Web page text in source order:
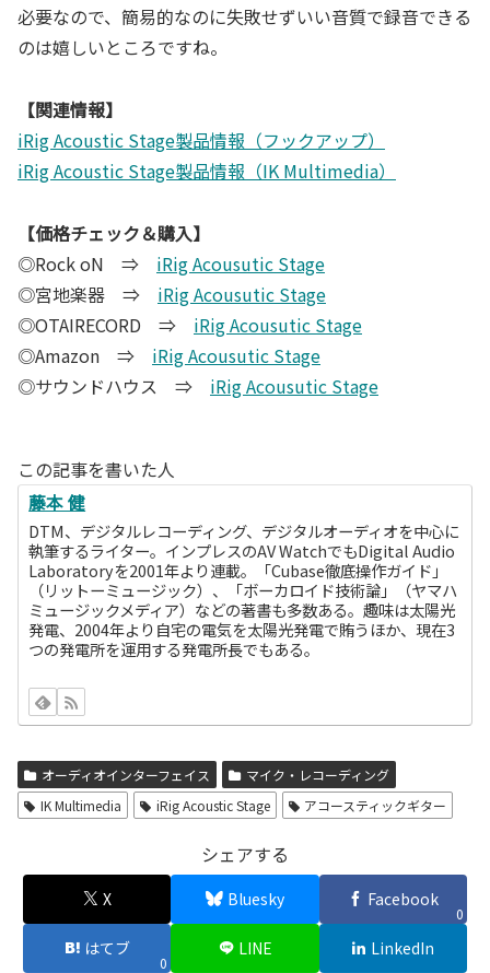
必要なので、簡易的なのに失敗せずいい音質で録音できる
のは嬉しいところですね。
【関連情報】
iRig Acoustic Stage製品情報（フックアップ）
iRig Acoustic Stage製品情報（IK Multimedia）
【価格チェック＆購入】
◎Rock oN ⇒ iRig Acousutic Stage
◎宮地楽器 ⇒ iRig Acousutic Stage
◎OTAIRECORD ⇒ iRig Acousutic Stage
◎Amazon ⇒ iRig Acousutic Stage
◎サウンドハウス ⇒ iRig Acousutic Stage
この記事を書いた人
藤本 健
DTM、デジタルレコーディング、デジタルオーディオを中心に
執筆するライター。インプレスのAV WatchでもDigital Audio
Laboratoryを2001年より連載。「Cubase徹底操作ガイド」
（リットーミュージック）、「ボーカロイド技術論」（ヤマハ
ミュージックメディア）などの著書も多数ある。趣味は太陽光
発電、2004年より自宅の電気を太陽光発電で賄うほか、現在3
つの発電所を運用する発電所長でもある。
オーディオインターフェイス
マイク・レコーディング
IK Multimedia
iRig Acoustic Stage アコースティックギター
シェアする
X Bluesky Facebook
0
はてブ
0
LINE LinkedIn